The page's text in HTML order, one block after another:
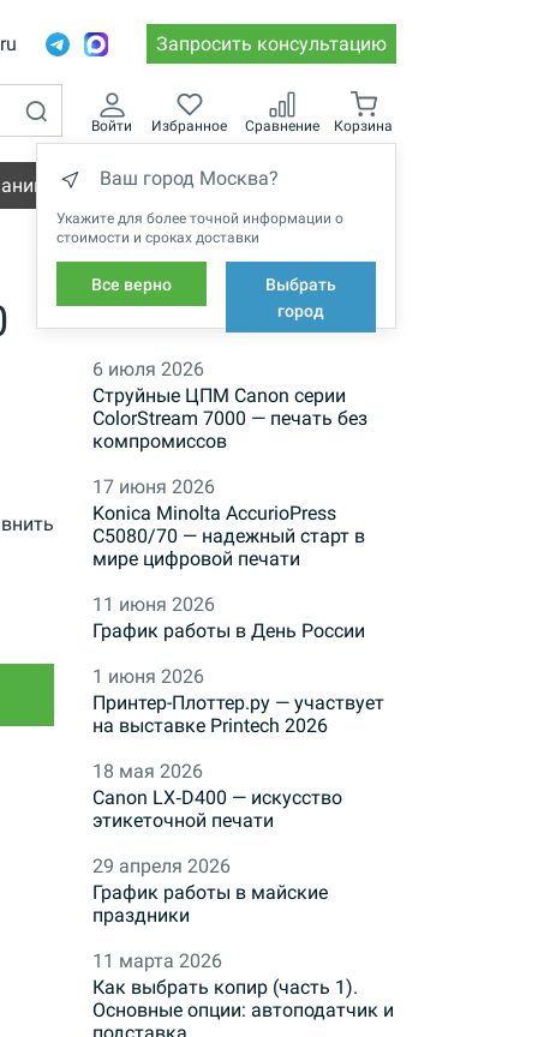
Запросить консультацию
Войти Избранное Сравнение Корзина
Ваш город Москва?
Укажите для более точной информации о
стоимости и сроках доставки
Все верно
Выбрать
город
Вакансии
НОВОСТИ
6 июля 2026
Струйные ЦПМ Canon серии
ColorStream 7000 — печать без
компромиссов
17 июня 2026
Konica Minolta AccurioPress
C5080/70 — надежный старт в
мире цифровой печати
11 июня 2026
График работы в День России
1 июня 2026
Принтер-Плоттер.ру — участвует
на выставке Printech 2026
18 мая 2026
Canon LX‑D400 — искусство
этикеточной печати
29 апреля 2026
График работы в майские
праздники
11 марта 2026
Как выбрать копир (часть 1).
Основные опции: автоподатчик и